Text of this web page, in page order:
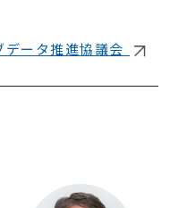
データ推進協議会